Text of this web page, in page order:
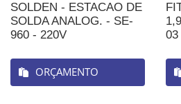
SOLDEN - ESTACAO DE
SOLDA ANALOG. - SE-
960 - 220V
ORÇAMENTO
03